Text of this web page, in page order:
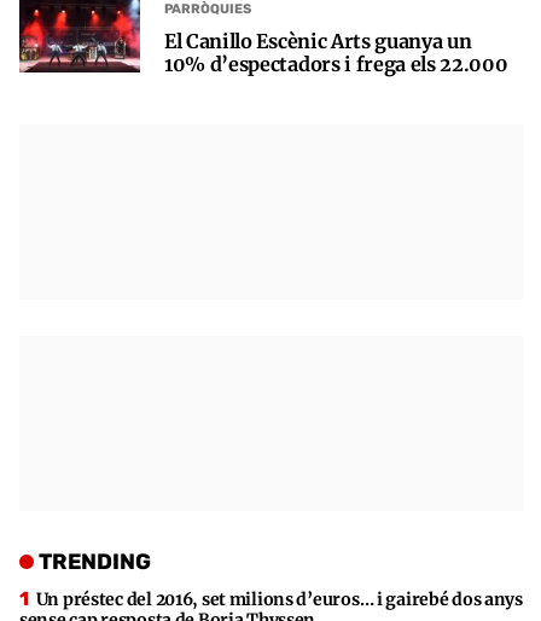
PARRÒQUIES
El Canillo Escènic Arts guanya un
10% d’espectadors i frega els 22.000
TRENDING
Un préstec del 2016, set milions d’euros… i gairebé dos anys